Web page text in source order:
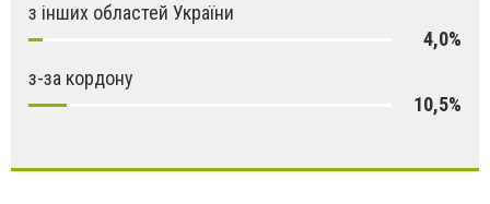
з інших областей України
4,0%
з-за кордону
10,5%